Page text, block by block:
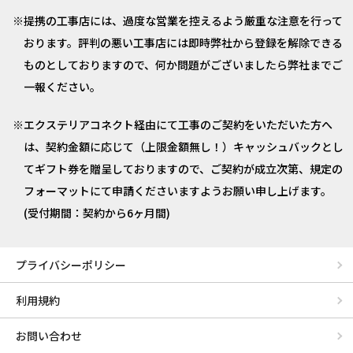
提携の工事店には、過度な営業を控えるよう厳重な注意を行って
おります。評判の悪い工事店には即時弊社から登録を解除できる
ものとしておりますので、何か問題がございましたら弊社までご
一報ください。
エクステリアコネクト経由にて工事のご契約をいただいた方へ
は、契約金額に応じて（上限金額無し！）キャッシュバックとし
てギフト券を贈呈しておりますので、ご契約が成立次第、規定の
フォーマットにて申請くださいますようお願い申し上げます。
(受付期間：契約から6ヶ月間)
プライバシーポリシー
利用規約
お問い合わせ